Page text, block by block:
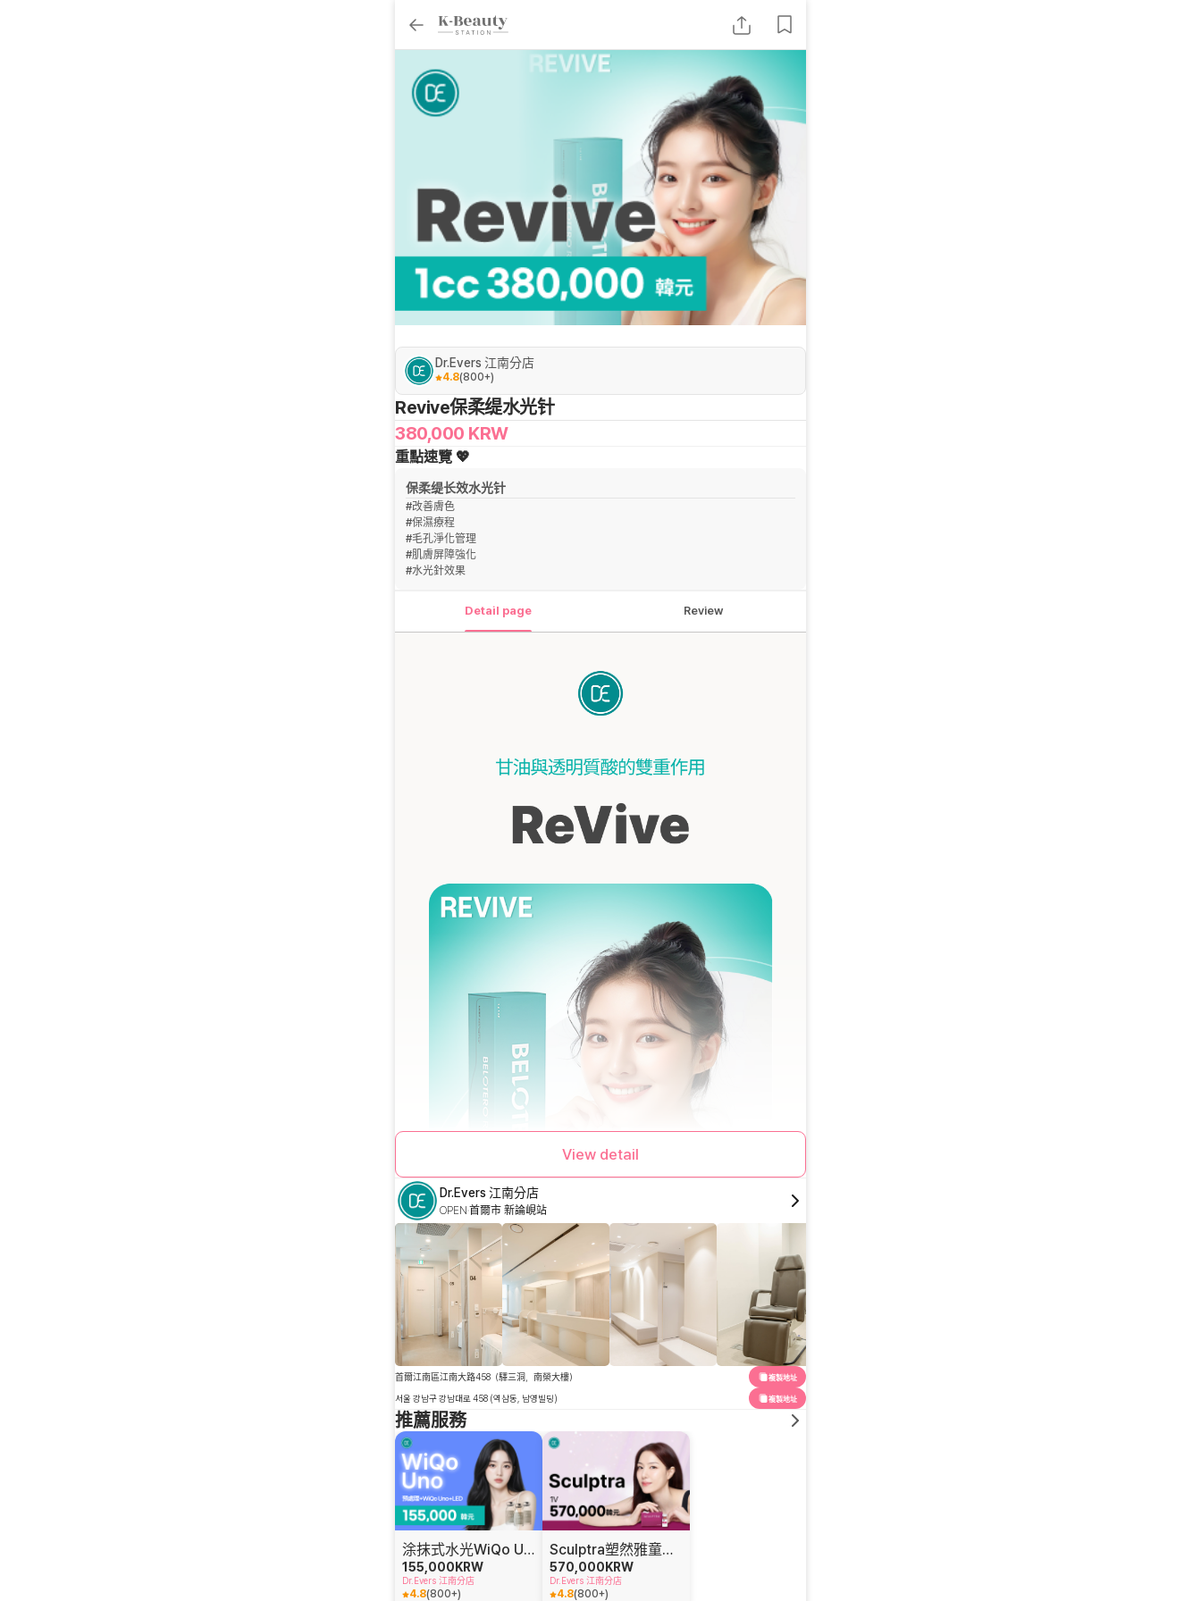
Dr.Evers 江南分店
4.8(800+)
Revive保柔缇水光针
380,000 KRW
重點速覽 💖
保柔缇长效水光针
#改善膚色
#保濕療程
#毛孔淨化管理
#肌膚屏障強化
#水光針效果
Detail page Review
View detail
Dr.Evers 江南分店
OPEN 首爾市 新論峴站
首爾江南區江南大路458（驛三洞，南榮大樓） 複製地址
서울 강남구 강남대로 458 (역삼동, 남영빌딩) 複製地址
推薦服務
涂抹式水光WiQo Uno水光针
155,000 KRW
Dr.Evers 江南分店
4.8(800+)
Sculptra塑然雅童颜针 (1瓶)
570,000 KRW
Dr.Evers 江南分店
4.8(800+)